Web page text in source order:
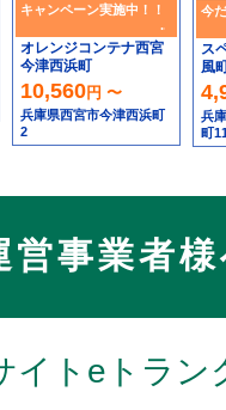
キャンペーン実施中！！
オレンジコンテナ西宮
今津西浜町
10,560円 〜
兵庫県西宮市今津西浜町
2
今
ス
風
兵
町
1F
営事業者
イトeトラン